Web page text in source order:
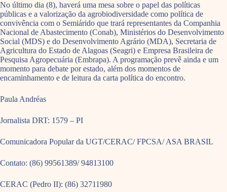
No último dia (8), haverá uma mesa sobre o papel das políticas
públicas e a valorização da agrobiodiversidade como política de
convivência com o Semiárido que trará representantes da Companhia
Nacional de Abastecimento (Conab), Ministérios do Desenvolvimento
Social (MDS) e do Desenvolvimento Agrário (MDA), Secretaria de
Agricultura do Estado de Alagoas (Seagri) e Empresa Brasileira de
Pesquisa Agropecuária (Embrapa). A programação prevê ainda e um
momento para debate por estado, além dos momentos de
encaminhamento e de leitura da carta política do encontro.
Paula Andréas
Jornalista DRT: 1579 – PI
Comunicadora Popular da UGT/CERAC/ FPCSA/ ASA BRASIL
Contato: (86) 99561389/ 94813100
CERAC (Pedro II): (86) 32711980